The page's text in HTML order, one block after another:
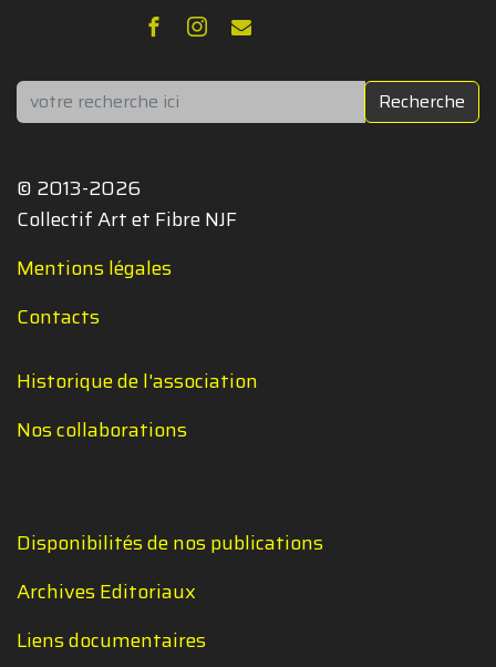
Rechercher Recherche
© 2013-2026
Collectif Art et Fibre NJF
Mentions légales
Contacts
Historique de l'association
Nos collaborations
Disponibilités de nos publications
Archives Editoriaux
Liens documentaires